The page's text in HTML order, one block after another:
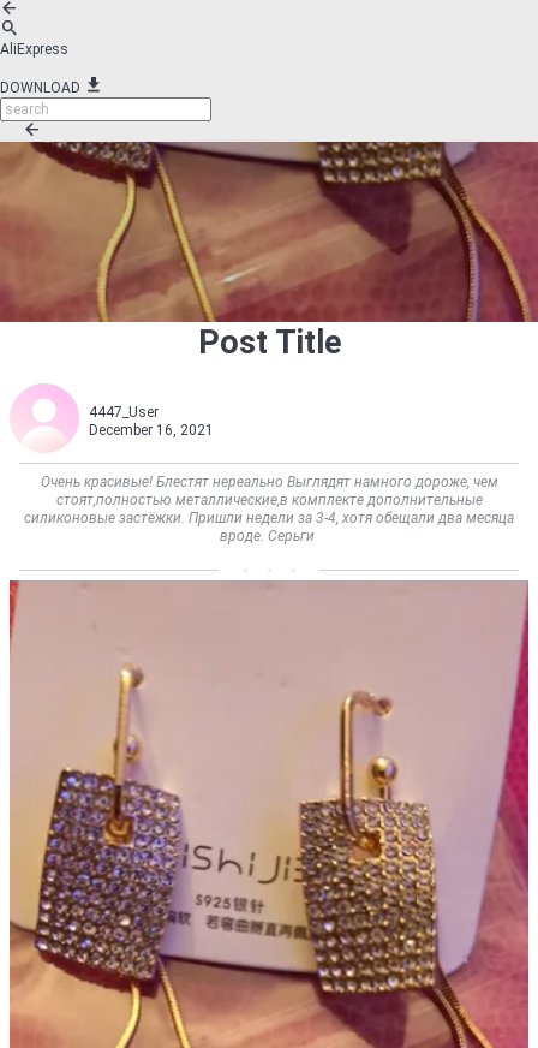
AliExpress
DOWNLOAD
Post Title
4447_User
December 16, 2021
Очень красивые! Блестят нереально Выглядят намного дороже, чем
стоят,полностью металлические,в комплекте дополнительные
силиконовые застёжки. Пришли недели за 3-4, хотя обещали два месяца
вроде. Серьги                 